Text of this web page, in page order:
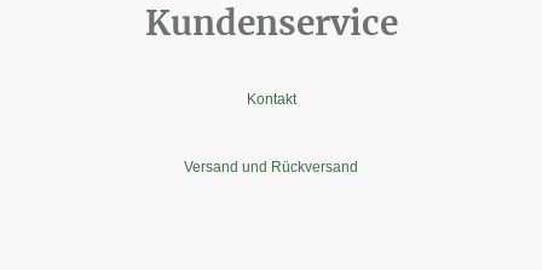
Kundenservice
Kontakt
Versand und Rückversand